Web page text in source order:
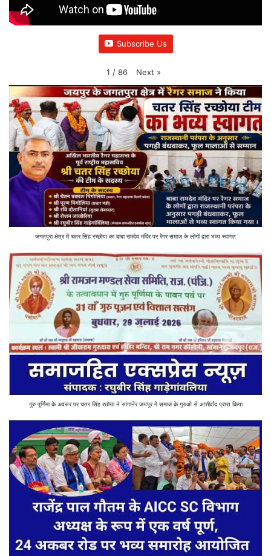
Subscribe Us
1 / 86 Next »
जगतपुरा क्षेत्र में चतर सिंह रच्छोया का बाबा रामदेव मंदिर पर रैगर समाज के लोगों द्वारा भव्य स्वागत
गुरु पूर्णिमा के अवसर पर चतर सिंह रछोया ने सांगानेर जयपुर मे समाज के गुरुओ से आशीर्वाद प्राप्त किया